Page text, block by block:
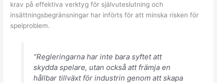
krav på effektiva verktyg för självuteslutning och
insättningsbegränsningar har införts för att minska risken för
spelproblem.
“Regleringarna har inte bara syftet att
skydda spelare, utan också att främja en
hållbar tillväxt för industrin genom att skapa